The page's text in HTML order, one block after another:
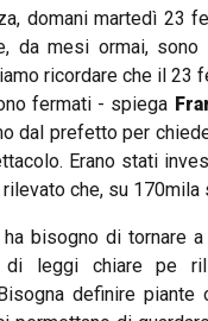
domani martedì 23
da mesi ormai,
ricordare che il 23
fermati - spiega
dal prefetto per
Erano stati
che, su
ha bisogno di tornare
di leggi chiare pe
definire